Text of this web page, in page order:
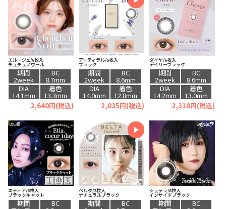
エルージュ/6枚入
チュチュノワール
期間
2week
BC
8.7mm
DIA
14.1mm
着色
13.3mm
2,640円(税込)
アーティラル/6枚入
ブラック
期間
2week
BC
8.6mm
DIA
14.0mm
着色
12.8mm
2,035円(税込)
ダイヤ/6枚入
デイリーブラック
期間
2week
BC
8.6mm
DIA
14.2mm
着色
13.0mm
2,310円(税込)
エティア/6枚入
ブラックキャット
期間 BC
ベルタ/3枚入
ナチュラルブラック
期間 BC
シュテラ/6枚入
インサイドブラック
期間 BC